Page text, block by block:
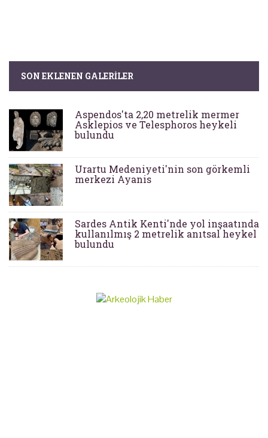
SON EKLENEN GALERILER
Aspendos'ta 2,20 metrelik mermer
Asklepios ve Telesphoros heykeli
bulundu
Urartu Medeniyeti'nin son görkemli
merkezi Ayanis
Sardes Antik Kenti'nde yol inşaatında
kullanılmış 2 metrelik anıtsal heykel
bulundu